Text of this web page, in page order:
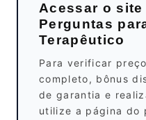
Acessar o
Perguntas
Terapêutico
Para verificar
completo, bônus
de garantia e
utilize a página do